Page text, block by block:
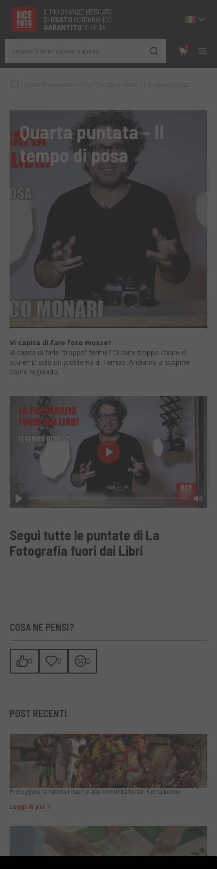
IL PIÙ GRANDE MERCATO
DI USATO FOTOGRAFICO
GARANTITO D’ITALIA
Cerca tra 19.118 articoli usati e garantiti
0
Quarta puntata – Il
tempo di posa
Vi capita di fare foto mosse?
Vi capita di farle “troppo” ferme? Di farle troppo chiare o
scure? E’ solo un problema di Tempo. Andiamo a scoprire
come regolarlo.
Play Mute
Play
Segui tutte le puntate di La
Fotografia fuori dai Libri
COSA NE PENSI?
0 0 0
POST RECENTI
Proteggere la natura insieme alle comunità locali: Sierra Leone
Leggi di più